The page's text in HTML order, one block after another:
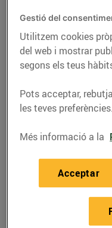
ACTUALITAT
El
edició
Gestió del
Utilitzem cookies
del web i mostrar
segons els teus
Pots acceptar,
les teves preferències.
Més informació a la
Acceptar